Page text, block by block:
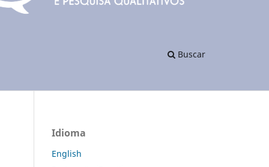
Buscar
Idioma
English